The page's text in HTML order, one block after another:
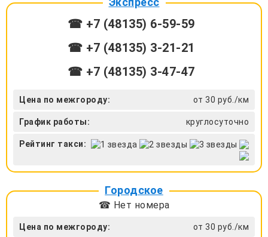
☎ +7 (48135) 6-59-59
☎ +7 (48135) 3-21-21
☎ +7 (48135) 3-47-47
Цена по межгороду: от 30 руб./км
График работы: круглосуточно
Рейтинг такси:
Городское
☎ Нет номера
Цена по межгороду: от 30 руб./км